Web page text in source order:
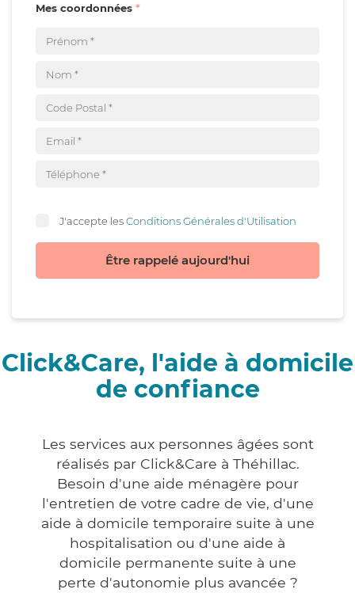
Mes coordonnées
J'accepte lesConditions Générales d'Utilisation
Être rappelé aujourd'hui
Click&Care, l'aide à domicile
de confiance
Les services aux personnes âgées sont
réalisés par Click&Care à Théhillac.
Besoin d'une aide ménagère pour
l'entretien de votre cadre de vie, d'une
aide à domicile temporaire suite à une
hospitalisation ou d'une aide à
domicile permanente suite à une
perte d'autonomie plus avancée ?